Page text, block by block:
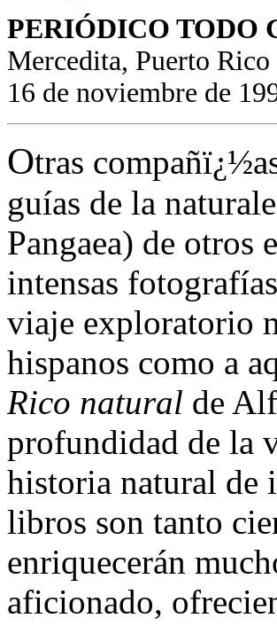
PERIÓDICO TODO
Mercedita, Puerto Rico
16 de noviembre de
Otras
guías de la
Pangaea) de otros
intensas
viaje exploratorio
hispanos como a
Rico natural de
profundidad de la
historia natural de
libros son tanto
enriquecerán
aficionado,